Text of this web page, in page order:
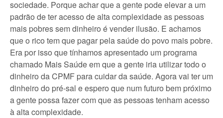
sociedade. Porque achar que a gente pode elevar a um
padrão de ter acesso de alta complexidade as pessoas
mais pobres sem dinheiro é vender ilusão. E achamos
que o rico tem que pagar pela saúde do povo mais pobre.
Era por isso que tínhamos apresentado um programa
chamado Mais Saúde em que a gente iria utilizar todo o
dinheiro da CPMF para cuidar da saúde. Agora vai ter um
dinheiro do pré-sal e espero que num futuro bem próximo
a gente possa fazer com que as pessoas tenham acesso
à alta complexidade.